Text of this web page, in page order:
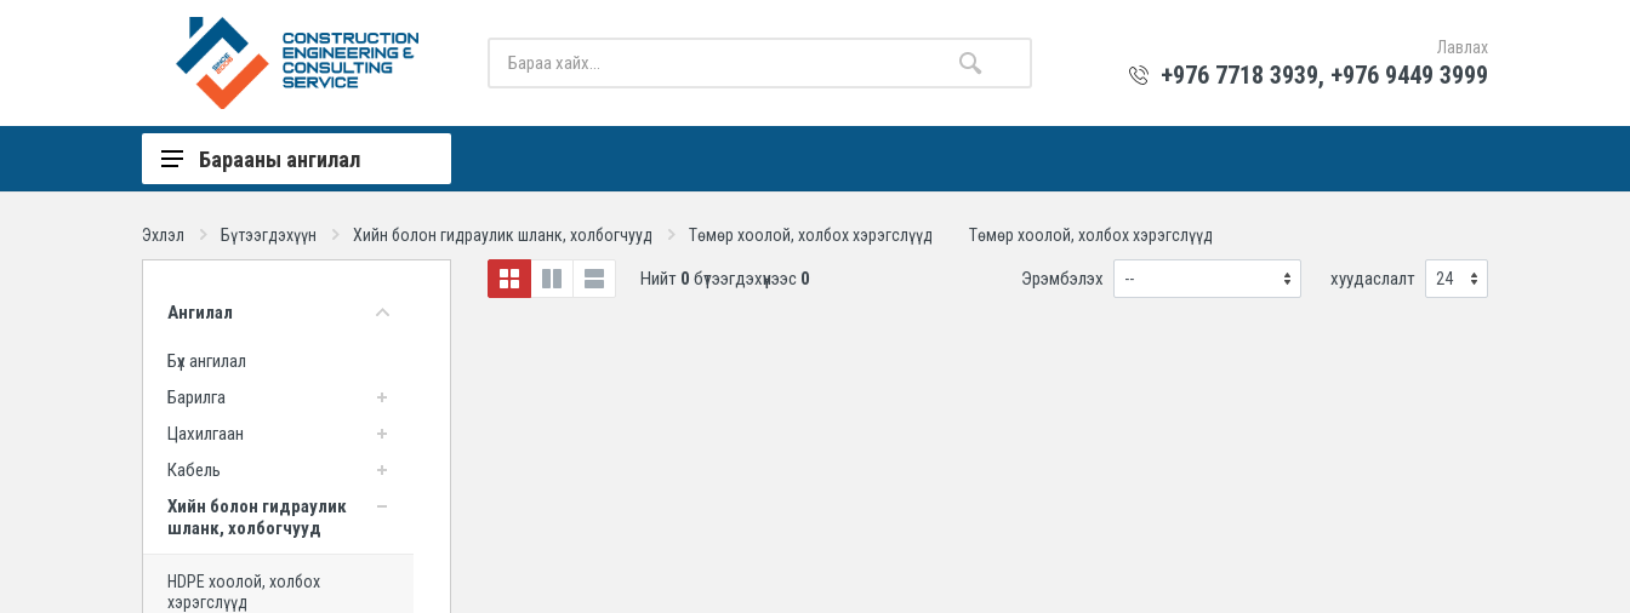
Лавлах
+976 7718 3939, +976 9449 3999
Цахилгаан
холбогчууд
Гал, дохиолол хамгаалалт
Уул уурхай
Боолт, гайх, шайб
Аюулгүй ажиллагааны хувцас,
хэрэгслүүд
Барааны ангилал
Эхлэл Бүтээгдэхүүн Хийн болон гидраулик шланк, холбогчууд Төмөр хоолой, холбох хэрэгслүүд Төмөр хоолой, холбох хэрэгслүүд
Ангилал
Бүх ангилал
Барилга
Цахилгаан
Кабель
Хийн болон гидраулик
шланк, холбогчууд
HDPE хоолой, холбох
хэрэгслүүд
Нийт 0 бүтээгдэхүүнээс 0 Эрэмбэлэх хуудаслалт